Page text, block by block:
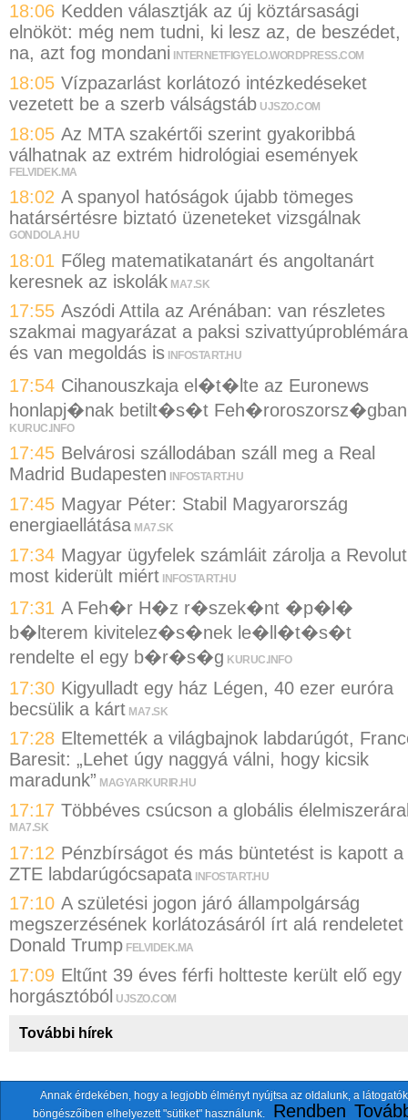
18:06 Kedden választják az új köztársasági
elnököt: még nem tudni, ki lesz az, de beszédet,
na, azt fog mondani
INTERNETFIGYELO.WORDPRESS.COM
18:05 Vízpazarlást korlátozó intézkedéseket
vezetett be a szerb válságstáb UJSZO.COM
18:05 Az MTA szakértői szerint gyakoribbá
válhatnak az extrém hidrológiai események
FELVIDEK.MA
18:02 A spanyol hatóságok újabb tömeges
határsértésre biztató üzeneteket vizsgálnak
GONDOLA.HU
18:01 Főleg matematikatanárt és angoltanárt
keresnek az iskolák MA7.SK
17:55 Aszódi Attila az Arénában: van részletes
szakmai magyarázat a paksi
és van megoldás is INFOSTART.HU
17:54 Cihanouszkaja el�t�lte az Euronews
honlapj�nak betilt�s�t Feh�roroszorsz�gban
KURUC.INFO
17:45 Belvárosi szállodában száll meg a Real
Madrid Budapesten
INFOSTART.HU
17:45 Magyar Péter: Stabil Magyarország
energiaellátása MA7.SK
17:34 Magyar ügyfelek számláit zárolja a
most kiderült miért INFOSTART.HU
17:31 A Feh�r H�z r�szek�nt �p�l�
b�lterem kivitelez�s�nek le�ll�t�s�t
rendelte el egy b�r�s�g KURUC.INFO
17:30 Kigyulladt egy ház Légen, 40 ezer euróra
becsülik a kárt MA7.SK
17:28 Eltemették a világbajnok labdarúgót,
Baresit: „Lehet úgy naggyá válni, hogy kicsik
maradunk” MAGYARKURIR.HU
17:17 Többéves csúcson a globális
MA7.SK
17:12 Pénzbírságot és más büntetést is kapott a
ZTE labdarúgócsapata INFOSTART.HU
17:10 A születési jogon járó állampolgárság
megszerzésének korlátozásáról írt alá rendeletet
Donald Trump FELVIDEK.MA
17:09 Eltűnt 39 éves férfi holtteste került elő egy
horgásztóból UJSZO.COM
További hírek
A fentiekkel együtt összesen118 oldaltszemlézünk.
Annak érdekében, hogy a legjobb élményt nyújtsa az oldalunk, a látogatók
böngészőiben elhelyezett "sütiket" használunk.
Rendben